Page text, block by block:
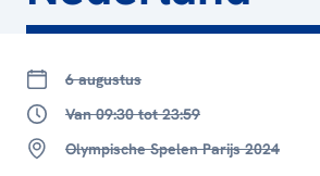
6 augustus
Van 09:30 tot 23:59
Olympische Spelen Parijs 2024